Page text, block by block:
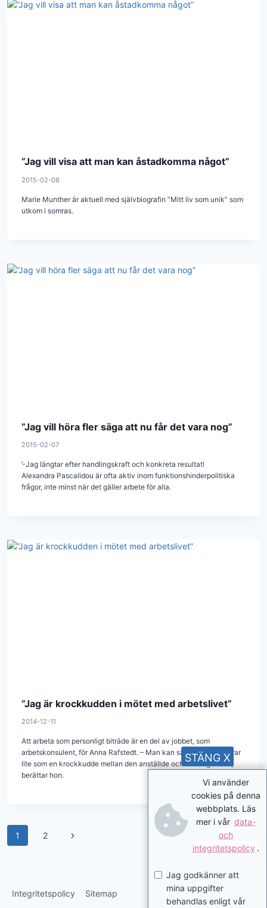
”Jag vill visa att man kan åstadkomma något”
2015-02-08
Marie Munther är aktuell med självbiografin ”Mitt liv som unik” som
utkom i somras.
”Jag vill höra fler säga att nu får det vara nog”
2015-02-07
’-Jag längtar efter handlingskraft och konkreta resultat!
Alexandra Pascalidou är ofta aktiv inom funktionshinderpolitiska
frågor, inte minst när det gäller arbete för alla.
”Jag är krockkudden i mötet med arbetslivet”
2014-12-11
Att arbeta som personligt biträde är en del av jobbet, som
arbetskonsulent, för Anna Rafstedt. – Man kan säga att vi fungerar
lite som en krockkudde mellan den anställde och arbetsgivaren,
berättar hon.
Page
1 2
Next
Integritetspolicy Sitemap
Vi använder
cookies på denna
webbplats. Läs
mer i vår data-
och
integritetspolicy .
Jag godkänner att
mina uppgifter
behandlas enligt vår
STÄNG X